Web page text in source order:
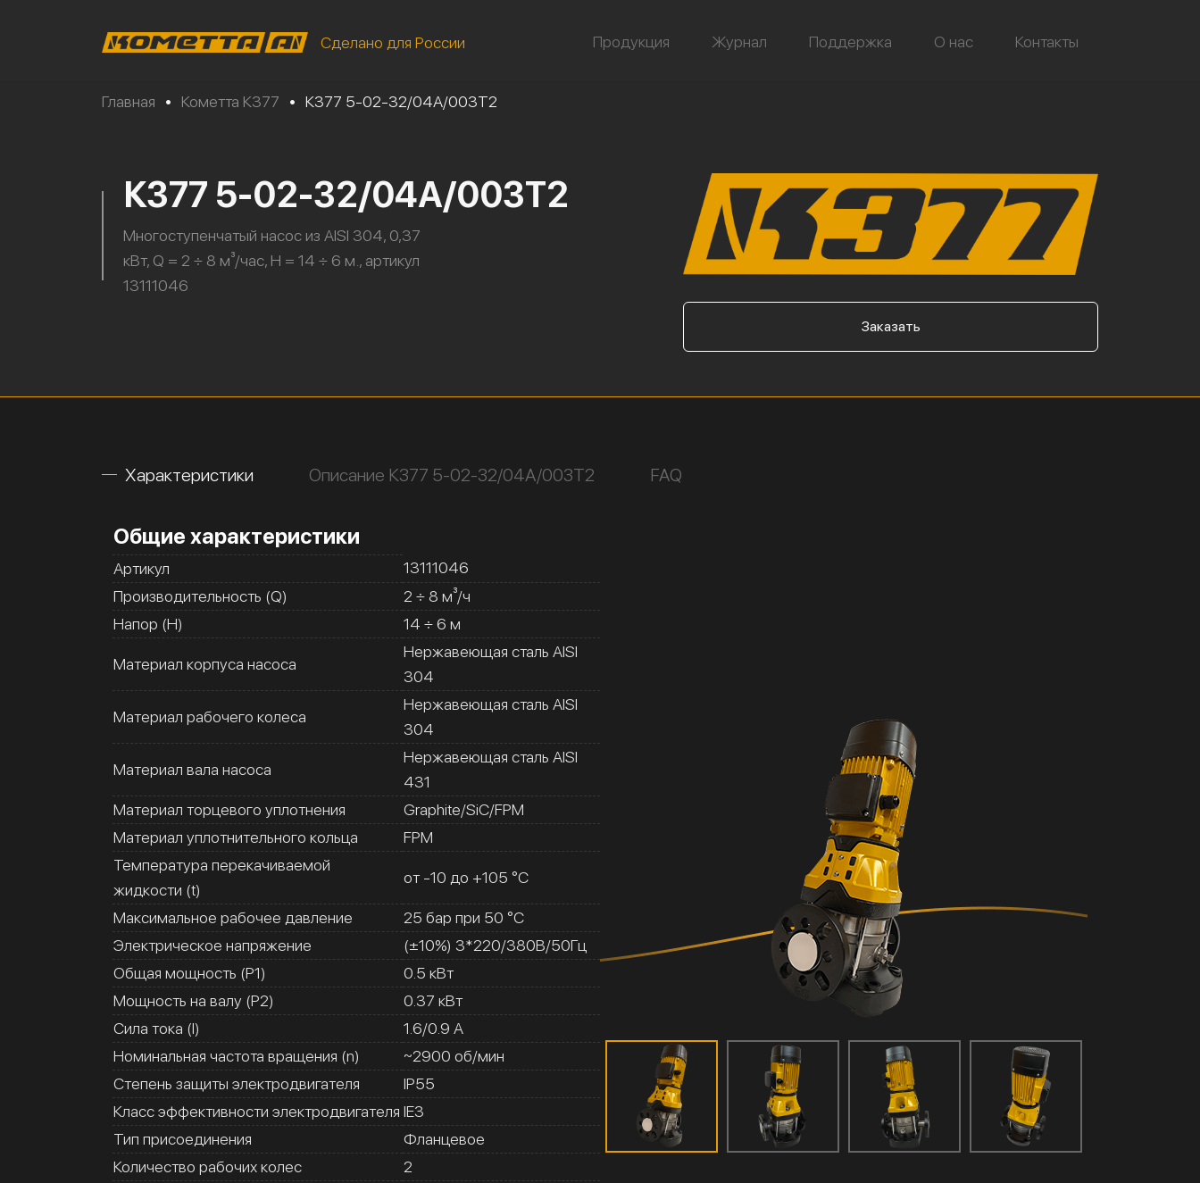
Сделано для России Продукция Журнал Поддержка О нас Контакты
Главная • Кометта К377 • К377 5-02-32/04А/003Т2
К377 5-02-32/04А/003Т2
Многоступенчатый насос из AISI 304, 0,37
кВт, Q = 2 ÷ 8 м³/час, H = 14 ÷ 6 м., артикул
13111046
Заказать
Характеристики Описание К377 5-02-32/04А/003Т2 FAQ
Общие характеристики
Артикул
13111046
Производительность (Q)
2 ÷ 8 м³/ч
Напор (H)
14 ÷ 6 м
Материал корпуса насоса
Нержавеющая сталь AISI
304
Материал рабочего колеса
Нержавеющая сталь AISI
304
Материал вала насоса
Нержавеющая сталь AISI
431
Материал торцевого уплотнения
Graphite/SiC/FPM
Материал уплотнительного кольца
FPM
Температура перекачиваемой
жидкости (t)
от -10 до +105 °C
Максимальное рабочее давление
25 бар при 50 °C
Электрическое напряжение
(±10%) 3*220/380В/50Гц
Общая мощность (Р1)
0.5 кВт
Мощность на валу (Р2)
0.37 кВт
Сила тока (I)
1.6/0.9 A
Номинальная частота вращения (n)
~2900 об/мин
Степень защиты электродвигателя
IP55
Класс эффективности электродвигателя IE3
Тип присоединения
Фланцевое
Количество рабочих колес
2